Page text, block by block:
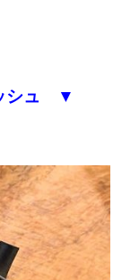
シュ ▼